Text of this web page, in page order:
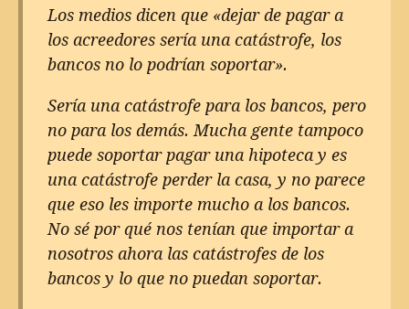
Los medios dicen que «dejar de pagar a
los acreedores sería una catástrofe, los
bancos no lo podrían soportar».
Sería una catástrofe para los bancos, pero
no para los demás. Mucha gente tampoco
puede soportar pagar una hipoteca y es
una catástrofe perder la casa, y no parece
que eso les importe mucho a los bancos.
No sé por qué nos tenían que importar a
nosotros ahora las catástrofes de los
bancos y lo que no puedan soportar.